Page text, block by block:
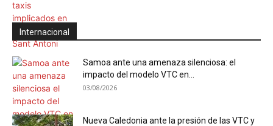
Internacional
Samoa ante una amenaza silenciosa: el
impacto del modelo VTC en...
03/08/2026
Nueva Caledonia ante la presión de las VTC y